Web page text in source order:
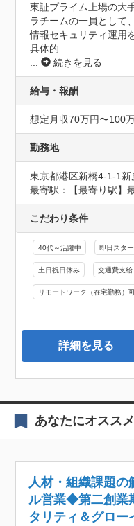
東証プライム上場の大
ラチームの一員として
情報セキュリティ運用
具体的
...
続きを見る
給与・報酬
想定月収70万円〜100
勤務地
東京都港区新橋4-1-1
最寄駅：【最寄り駅】
こだわり条件
40代～活躍中 即日スター
土日祝日休み 交通費支給
リモートワーク（在宅勤務）
詳細を見る
あなたにオスス
人材・組織課題の
ル営業◆第二創業
タリティ＆グロー